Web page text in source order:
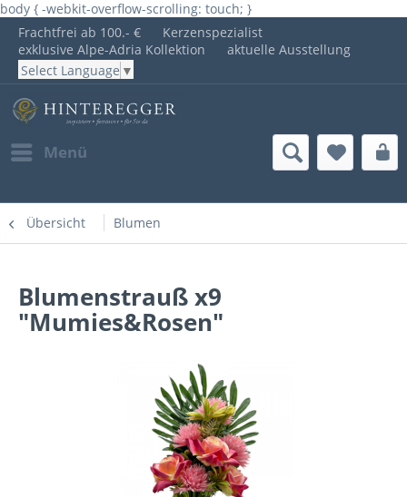
body { -webkit-overflow-scrolling: touch; }
Frachtfrei ab 100.- €
Kerzenspezialist
exklusive Alpe-Adria Kollektion
aktuelle Ausstellung
Select Language ▼
Menü
Übersicht Blumen
Blumenstrauß x9
"Mumies&Rosen"